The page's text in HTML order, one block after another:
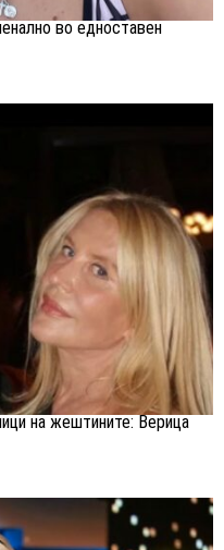
во едноставен
на жештините: Верица